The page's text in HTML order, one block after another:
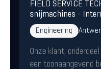
FIELD SERVICE
snijmachines -
Engineering
Onze klant,
een toonaangevend